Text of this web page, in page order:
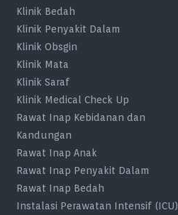
Klinik Bedah
Klinik Penyakit Dalam
Klinik Obsgin
Klinik Mata
Klinik Saraf
Klinik Medical Check Up
Rawat Inap Kebidanan dan
Kandungan
Rawat Inap Anak
Rawat Inap Penyakit Dalam
Rawat Inap Bedah
Instalasi Perawatan Intensif (ICU)